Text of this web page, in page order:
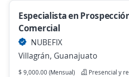
Especialista en
Comercial
NUBEFIX
Villagrán, Guanajuato
$ 9,000.00 (Mensual)
Presencial y